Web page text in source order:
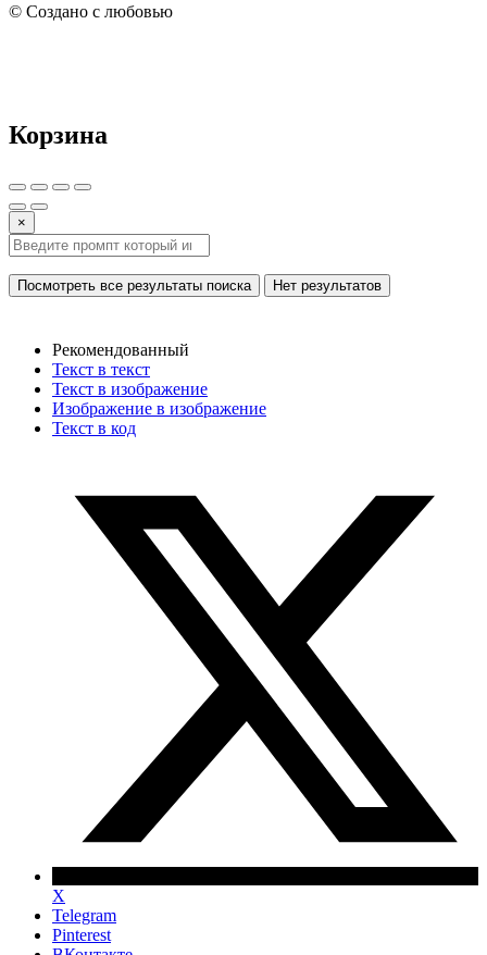
© Создано с любовью
Корзина
×
Посмотреть все результаты поиска Нет результатов
Рекомендованный
Текст в текст
Текст в изображение
Изображение в изображение
Текст в код
X
Telegram
Pinterest